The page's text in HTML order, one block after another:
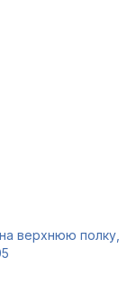
верхнюю полку,